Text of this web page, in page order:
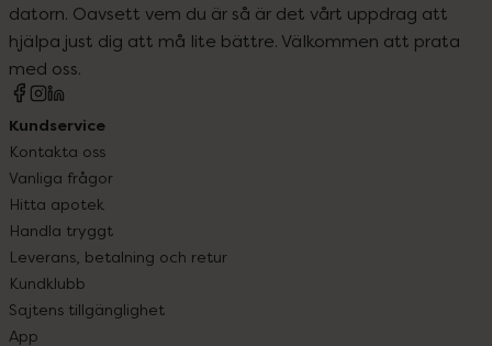
datorn. Oavsett vem du är så är det vårt uppdrag att
hjälpa just dig att må lite bättre. Välkommen att prata
med oss.
Kundservice
Kontakta oss
Vanliga frågor
Hitta apotek
Handla tryggt
Leverans, betalning och retur
Kundklubb
Sajtens tillgänglighet
App